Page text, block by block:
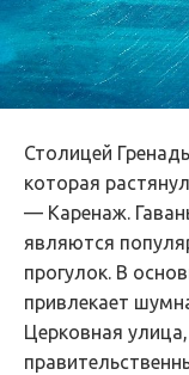
Столицей
которая
— Каренаж.
являются
прогулок. В
привлекает
Церковная